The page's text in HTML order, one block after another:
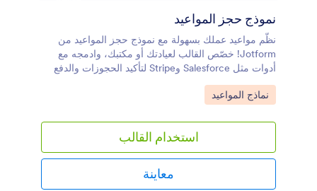
نموذج حجز المواعيد
نظّم مواعيد عملك بسهولة مع نموذج حجز المواعيد من
Jotform! خصّص القالب لعيادتك أو مكتبك، وادمجه مع
أدوات مثل Salesforce وStripe لتأكيد الحجوزات والدفع
بسرعة واحترافية.
Go to Category:
نماذج المواعيد
استخدام القالب
معاينة